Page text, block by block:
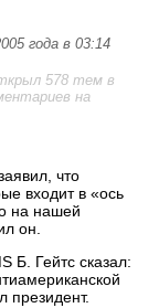
года в 03:14
578 тем в
на
что
входит в «ось
на нашей
он.
Б. Гейтс сказал:
президент.